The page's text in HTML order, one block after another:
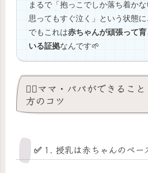
まるで「抱っこでしか落ち着かな
思ってもすぐ泣く」という状態に
でもこれは赤ちゃんが頑張って
いる証拠なんです🌱
🧘‍♀️ママ・パパができるこ
方のコツ
✅ 1. 授乳は赤ちゃんのペー